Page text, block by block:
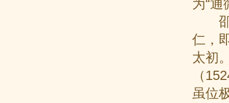
为“通
邵
仁，
太初
（
虽位